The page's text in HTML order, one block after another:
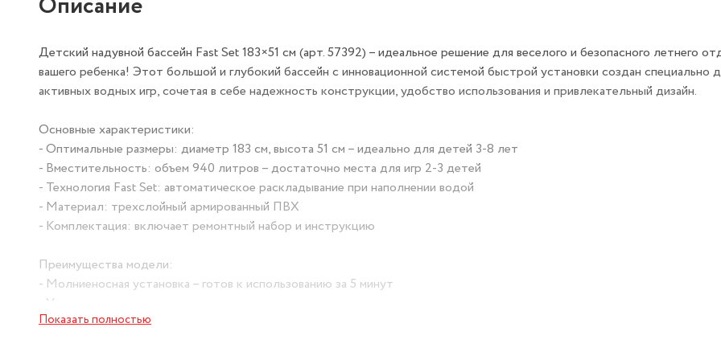
Детский надувной бассейн Fast Set 183×51 см (арт. 57392) – идеальное решение для веселого и безопасного летнего
вашего ребенка! Этот большой и глубокий бассейн с инновационной системой быстрой установки создан специально
активных водных игр, сочетая в себе надежность конструкции, удобство использования и привлекательный дизайн.
Основные характеристики:
- Оптимальные размеры: диаметр 183 см, высота 51 см – идеально для детей 3-8 лет
- Вместительность: объем 940 литров – достаточно места для игр 2-3 детей
- Технология Fast Set: автоматическое раскладывание при наполнении водой
- Материал: трехслойный армированный ПВХ
- Комплектация: включает ремонтный набор и инструкцию
Преимущества модели:
- Молниеносная установка – готов к использованию за 5 минут
- Усиленная конструкция – выдерживает активные детские игры
- Оптимальная глубина – безопасна для обучения плаванию
Показать полностью